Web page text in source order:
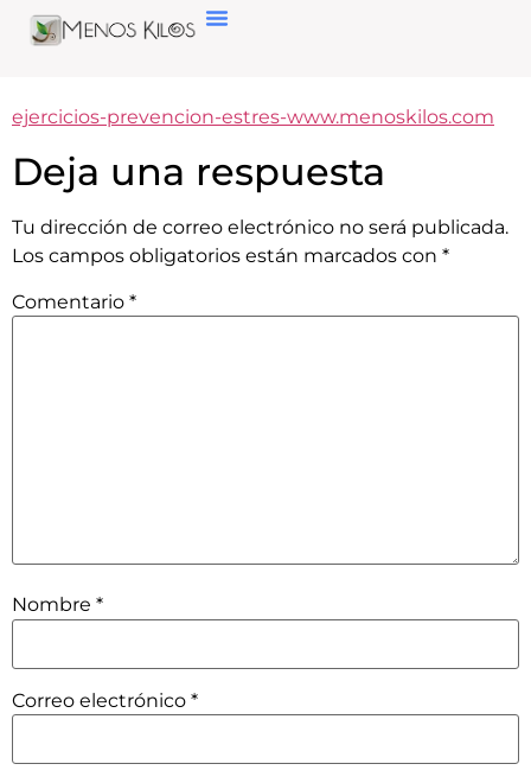
ejercicios-prevencion-estres-www.menoskilos.com
Deja una respuesta
Tu dirección de correo electrónico no será publicada.
Los campos obligatorios están marcados con *
Comentario *
Nombre *
Correo electrónico *